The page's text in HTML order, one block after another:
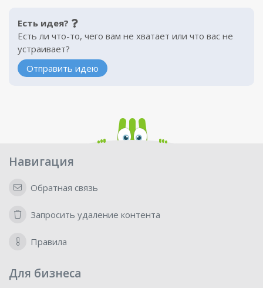
Есть идея?
Есть ли что-то, чего вам не хватает или что вас не
устраивает?
Отправить идею
Навигация
Обратная связь
Запросить удаление контента
Правила
Для бизнеса